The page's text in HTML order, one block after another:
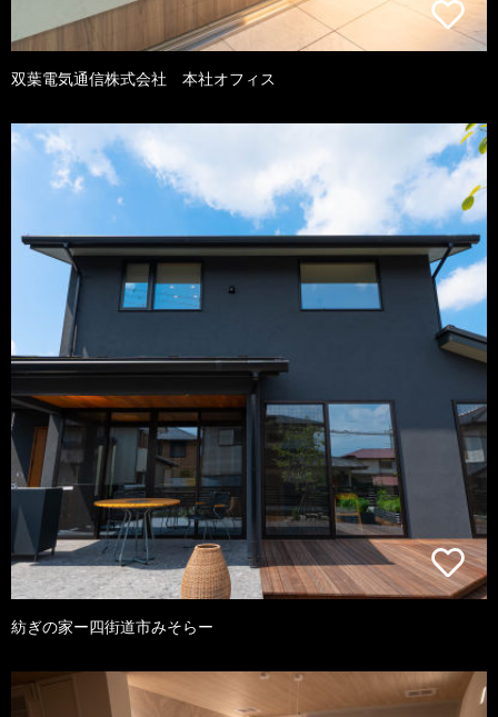
双葉電気通信株式会社 本社オフィス
紡ぎの家ー四街道市みそらー